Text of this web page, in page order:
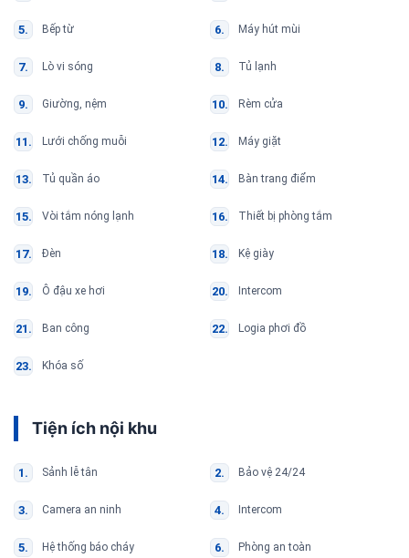
Bếp từ Máy hút mùi
Lò vi sóng Tủ lạnh
Giường, nệm Rèm cửa
Lưới chống muỗi Máy giặt
Tủ quần áo Bàn trang điểm
Vòi tắm nóng lạnh Thiết bị phòng tắm
Đèn Kệ giày
Ô đậu xe hơi Intercom
Ban công Logia phơi đồ
Khóa số
Tiện ích nội khu
Sảnh lễ tân Bảo vệ 24/24
Camera an ninh Intercom
Hệ thống báo cháy Phòng an toàn